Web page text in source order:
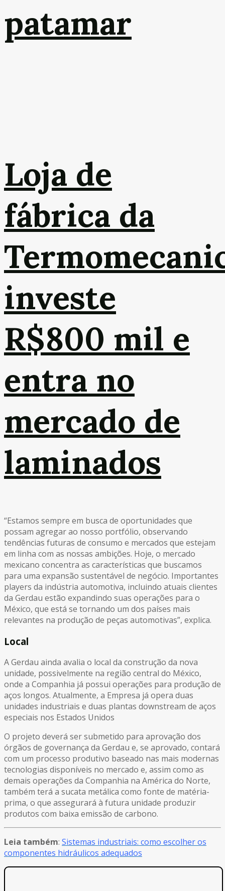
patamar
Loja de
fábrica da
investe
R$800 mil e
entra no
mercado de
laminados
“Estamos sempre em busca de oportunidades que
possam agregar ao nosso portfólio, observando
tendências futuras de consumo e mercados que estejam
em linha com as nossas ambições. Hoje, o mercado
mexicano concentra as características que buscamos
para uma expansão sustentável de negócio. Importantes
players da indústria automotiva, incluindo atuais clientes
da Gerdau estão expandindo suas operações para o
México, que está se tornando um dos países mais
relevantes na produção de peças automotivas”, explica.
Local
A Gerdau ainda avalia o local da construção da nova
unidade, possivelmente na região central do México,
onde a Companhia já possui operações para produção de
aços longos. Atualmente, a Empresa já opera duas
unidades industriais e duas plantas downstream de aços
especiais nos Estados Unidos
O projeto deverá ser submetido para aprovação dos
órgãos de governança da Gerdau e, se aprovado, contará
com um processo produtivo baseado nas mais modernas
tecnologias disponíveis no mercado e, assim como as
demais operações da Companhia na América do Norte,
também terá a sucata metálica como fonte de matéria-
prima, o que assegurará à futura unidade produzir
produtos com baixa emissão de carbono.
Leia também: Sistemas industriais: como escolher os
componentes hidráulicos adequados